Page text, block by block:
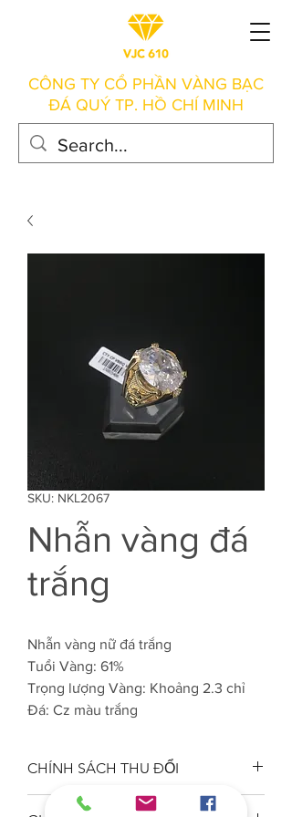
CÔNG TY CỔ PHẦN VÀNG BẠC
ĐÁ QUÝ TP. HỒ CHÍ MINH
SKU: NKL2067
Nhẫn vàng đá
trắng
Nhẫn vàng nữ đá trắng
Tuổi Vàng: 61%
Trọng lượng Vàng: Khoảng 2.3 chỉ
Đá: Cz màu trắng
CHÍNH SÁCH THU ĐỔI
Công ty VJC 610 đảm bảo chất